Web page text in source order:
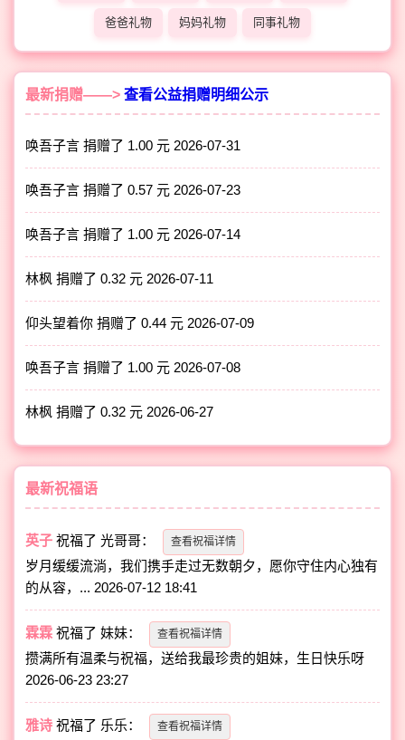
爸爸礼物 妈妈礼物 同事礼物
最新捐赠——> 查看公益捐赠明细公示
唤吾子言 捐赠了 1.00 元 2026-07-31
唤吾子言 捐赠了 0.57 元 2026-07-23
唤吾子言 捐赠了 1.00 元 2026-07-14
林枫 捐赠了 0.32 元 2026-07-11
仰头望着你 捐赠了 0.44 元 2026-07-09
唤吾子言 捐赠了 1.00 元 2026-07-08
林枫 捐赠了 0.32 元 2026-06-27
最新祝福语
英子 祝福了光哥哥： 查看祝福详情
岁月缓缓流淌，我们携手走过无数朝夕，愿你守住内心独有
的从容，... 2026-07-12 18:41
霖霖 祝福了妹妹： 查看祝福详情
攒满所有温柔与祝福，送给我最珍贵的姐妹，生日快乐呀
2026-06-23 23:27
雅诗 祝福了 乐乐： 查看祝福详情